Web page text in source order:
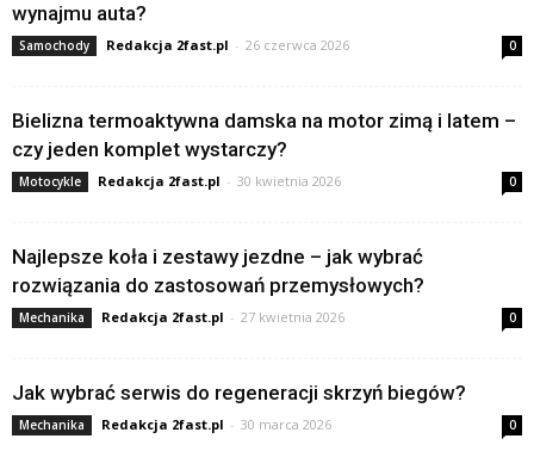
wynajmu auta?
Samochody Redakcja 2fast.pl - 26 czerwca 2026 0
Bielizna termoaktywna damska na motor zimą i latem –
czy jeden komplet wystarczy?
Motocykle Redakcja 2fast.pl - 30 kwietnia 2026 0
Najlepsze koła i zestawy jezdne – jak wybrać
rozwiązania do zastosowań przemysłowych?
Mechanika Redakcja 2fast.pl - 27 kwietnia 2026 0
Jak wybrać serwis do regeneracji skrzyń biegów?
Mechanika Redakcja 2fast.pl - 30 marca 2026 0